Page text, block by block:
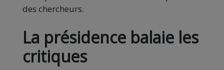
des chercheurs.
La présidence balaie les
critiques